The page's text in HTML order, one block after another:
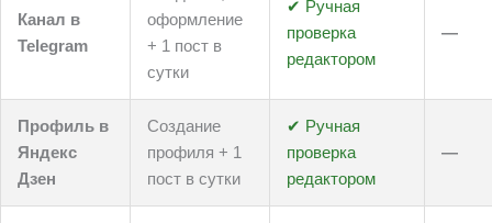
Канал в
Telegram
оформление
+ 1 пост в
сутки
✔ Ручная
проверка
редактором
—
Профиль в
Яндекс
Дзен
Создание
профиля + 1
пост в сутки
✔ Ручная
проверка
редактором
—